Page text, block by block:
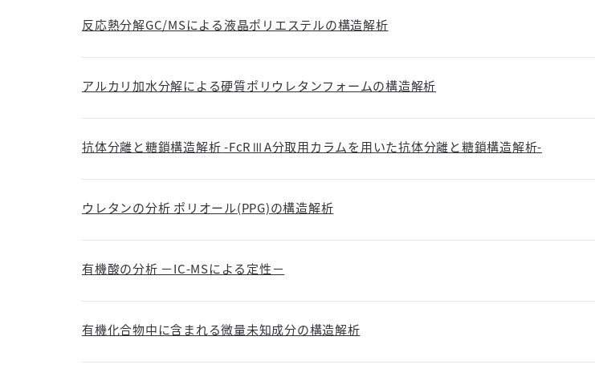
反応熱分解GC/MSによる液晶ポリエステルの構造解析
アルカリ加水分解による硬質ポリウレタンフォームの構造解析
抗体分離と糖鎖構造解析 -FcRⅢA分取用カラムを用いた抗体分離と糖鎖構造解析-
ウレタンの分析 ポリオール(PPG)の構造解析
有機酸の分析 －IC-MSによる定性－
有機化合物中に含まれる微量未知成分の構造解析